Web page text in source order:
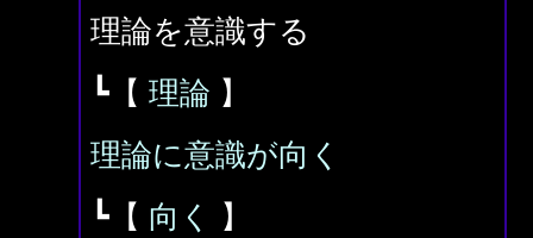
理論を意識する
┗【 理論 】
理論に意識が向く
┗【 向く 】